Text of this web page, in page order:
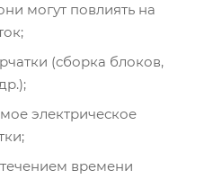
могут повлиять на
(сборка блоков,
электрическое
времени